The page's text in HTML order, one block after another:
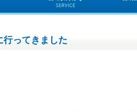
行ってきました